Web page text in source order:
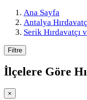
Ana Sayfa
Antalya
Serik Hırdavatçı
Filtre
İlçelere Göre
×